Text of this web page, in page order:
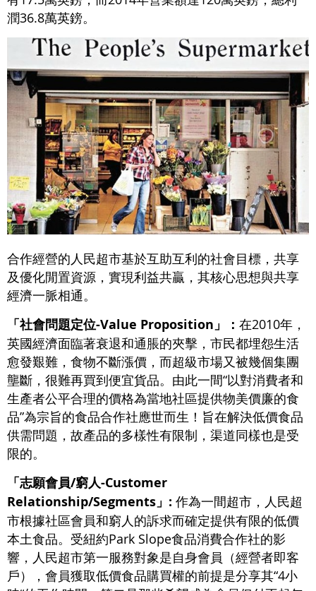
潤36.8萬英鎊。
合作經營的人民超市基於互助互利的社會目標，共享
及優化閒置資源，實現利益共贏，其核心思想與共享
經濟一脈相通。
「社會問題定位-Value Proposition」： 在2010年，
英國經濟面臨著衰退和通脹的夾擊，市民都埋怨生活
愈發艱難，食物不斷漲價，而超級市場又被幾個集團
壟斷，很難再買到便宜貨品。由此一間“以對消費者和
生產者公平合理的價格為當地社區提供物美價廉的食
品”為宗旨的食品合作社應世而生！旨在解決低價食品
供需問題，故產品的多樣性有限制，渠道同樣也是受
限的。
「志願會員/窮人-Customer
Relationship/Segments」: 作為一間超市，人民超
市根據社區會員和窮人的訴求而確定提供有限的低價
本土食品。受紐約Park Slope食品消費合作社的影
響，人民超市第一服務對象是自身會員（經營者即客
戶），會員獲取低價食品購買權的前提是分享其“4小